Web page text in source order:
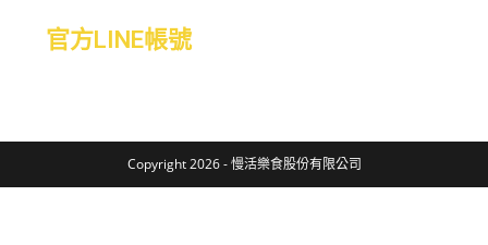
官方LINE帳號
Copyright 2026 - 慢活樂食股份有限公司